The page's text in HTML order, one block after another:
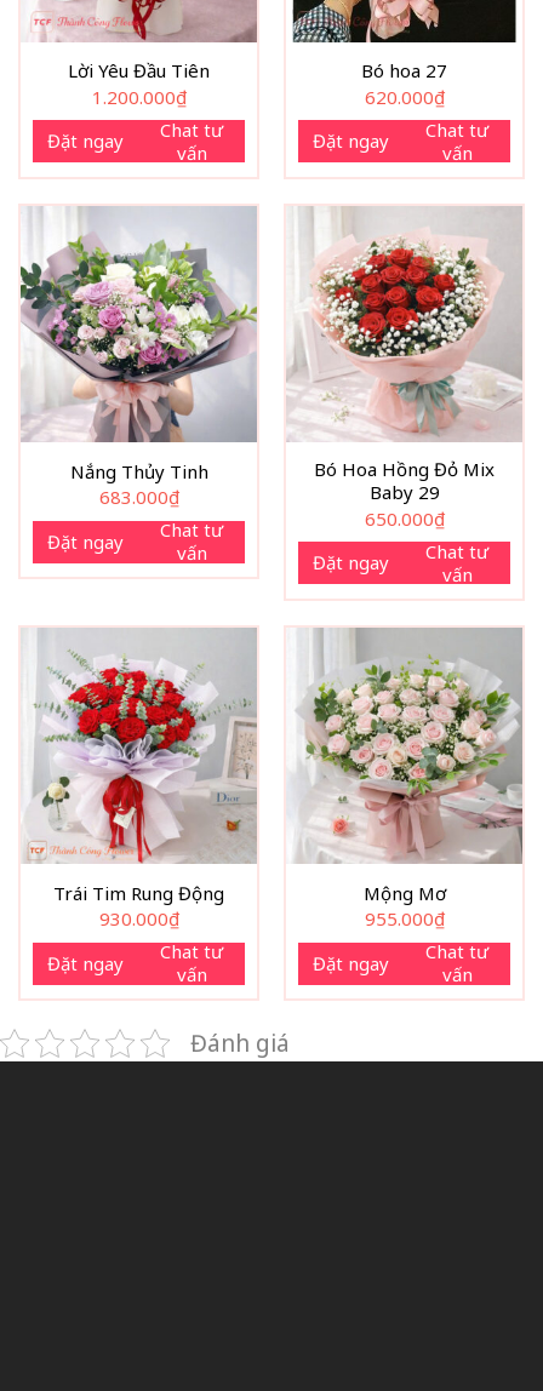
Lời Yêu Đầu Tiên
1.200.000₫
Đặt ngay
Chat tư
vấn
Bó hoa 27
620.000₫
Đặt ngay
Chat tư
vấn
Nắng Thủy Tinh
683.000₫
Đặt ngay
Chat tư
vấn
Bó Hoa Hồng Đỏ Mix
Baby 29
650.000₫
Đặt ngay
Chat tư
vấn
Trái Tim Rung Động
930.000₫
Đặt ngay
Chat tư
vấn
Mộng Mơ
955.000₫
Đặt ngay
Chat tư
vấn
Đánh giá